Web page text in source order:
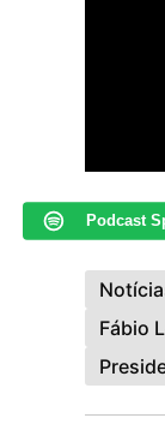
Podcast
Fábio